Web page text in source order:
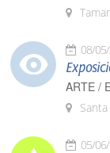
08/
ARTE /
05/